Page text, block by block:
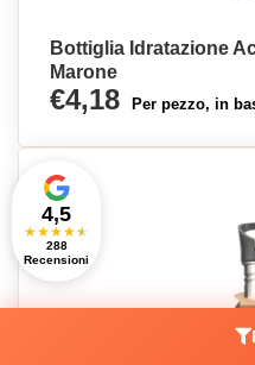
Bottiglia Idratazione
Marone
€4,18 Per pezzo, in
4,5
★★★★★
288
Recensioni